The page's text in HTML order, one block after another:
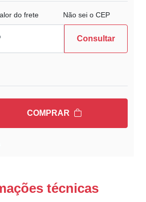
do frete Não sei o CEP
Consultar
COMPRAR
técnicas